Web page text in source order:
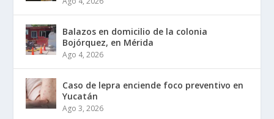
Balazos en domicilio de la colonia
Bojórquez, en Mérida
Ago 4, 2026
Caso de lepra enciende foco preventivo en
Yucatán
Ago 3, 2026